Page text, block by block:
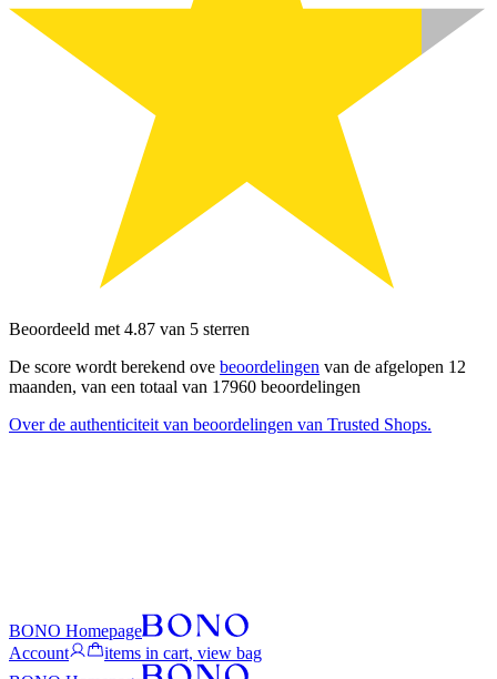
Beoordeeld met 4.87 van 5 sterren
De score wordt berekend ove beoordelingen van de afgelopen 12
maanden, van een totaal van 17960 beoordelingen
Over de authenticiteit van beoordelingen van Trusted Shops.
BONO Homepage
Account
items in cart, view bag